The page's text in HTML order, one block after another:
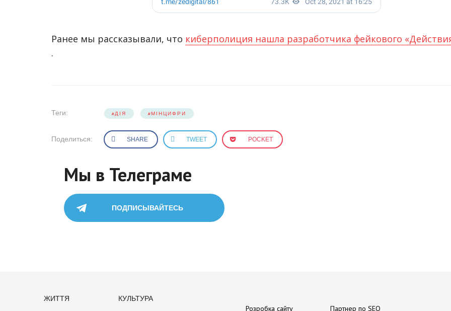
Ранее мы рассказывали, что киберполиция нашла разработчика фейкового
.
Теги: ДІЯ МІНЦИФРИ
Поделиться: SHARE TWEET POCKET
Мы в Телеграме
ПОДПИСЫВАЙТЕСЬ
ЖИТТЯ
КУЛЬТУРА
Розробка сайту Партнер по SEO